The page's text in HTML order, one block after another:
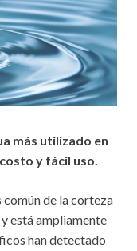
más utilizado en
y fácil uso.
común de la corteza
está ampliamente
han detectado